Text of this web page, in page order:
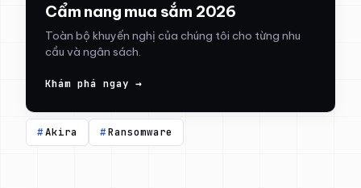
Cẩm nang mua sắm 2026
Toàn bộ khuyến nghị của chúng tôi cho từng nhu
cầu và ngân sách.
Khám phá ngay →
Akira Ransomware